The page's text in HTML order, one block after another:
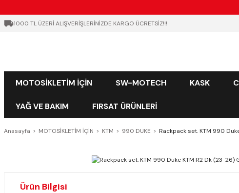
1000 TL ÜZERİ ALIŞVERİŞLERİNİZDE KARGO ÜCRETSİZ!!!
MOTOSİKLETİM İÇİN SW-MOTECH KASK
YAĞ VE BAKIM FIRSAT ÜRÜNLERİ
Anasayfa MOTOSİKLETİM İÇİN KTM 990 DUKE Rackpack set. KTM 990
Ürün Bilgisi